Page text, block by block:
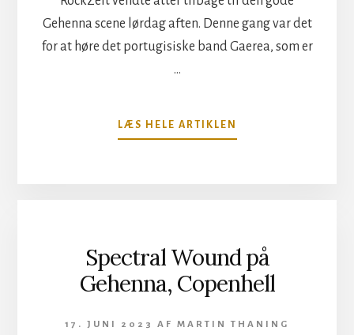
Gehenna scene lørdag aften. Denne gang var det
for at høre det portugisiske band Gaerea, som er
…
LÆS HELE ARTIKLEN
GAEREA
Spectral Wound på
Gehenna, Copenhell
17. JUNI 2023 AF MARTIN THANING